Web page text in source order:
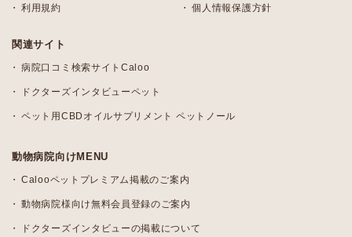
利用規約 個人情報保護方針
関連サイト
病院口コミ検索サイトCaloo
ドクターズインタビューペット
ペット用CBDオイルサプリメント ペットノール
動物病院向けMENU
Calooペットプレミアム掲載のご案内
動物病院様向け無料会員登録のご案内
ドクターズインタビューの掲載について